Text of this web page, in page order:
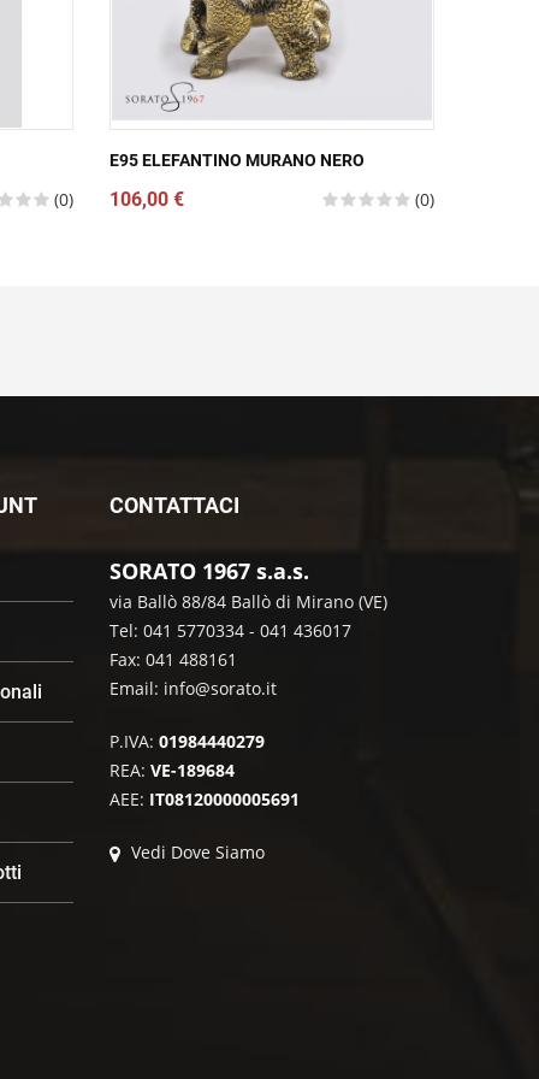
(0)
E95 ELEFANTINO MURANO NERO
106,00 € (0)
CONTATTACI
SORATO 1967 s.a.s.
via Ballò 88/84 Ballò di Mirano (VE)
Tel: 041 5770334 - 041 436017
Fax: 041 488161
Email: info@sorato.it
P.IVA: 01984440279
REA: VE-189684
AEE: IT08120000005691
Vedi Dove Siamo